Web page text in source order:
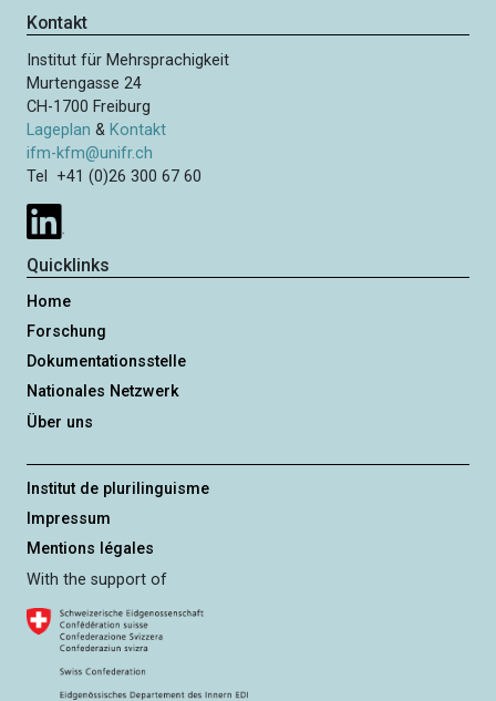
Kontakt
Institut für Mehrsprachigkeit
Murtengasse 24
CH-1700 Freiburg
Lageplan & Kontakt
ifm-kfm@unifr.ch
Tel +41 (0)26 300 67 60
Quicklinks
Home
Forschung
Dokumentationsstelle
Nationales Netzwerk
Über uns
Institut de plurilinguisme
Impressum
Mentions légales
With the support of